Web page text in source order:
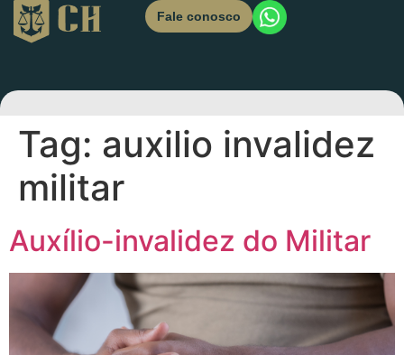
Fale conosco
Tag: auxilio invalidez
militar
Auxílio-invalidez do Militar